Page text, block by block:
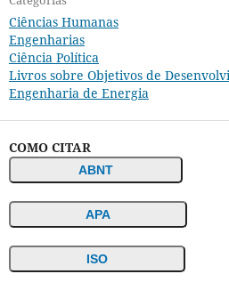
Ciências Humanas
Engenharias
Ciência Política
Livros sobre Objetivos de
Engenharia de Energia
COMO CITAR
ABNT
APA
ISO